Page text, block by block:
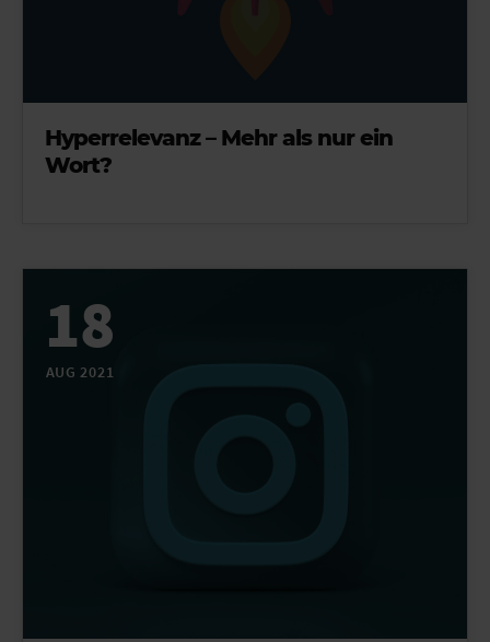
Hyperrelevanz – Mehr als nur ein
Wort?
18
AUG 2021